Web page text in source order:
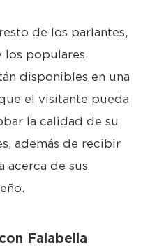
de los parlantes,
los populares
disponibles en una
el visitante pueda
la calidad de su
además de recibir
acerca de sus
Falabella